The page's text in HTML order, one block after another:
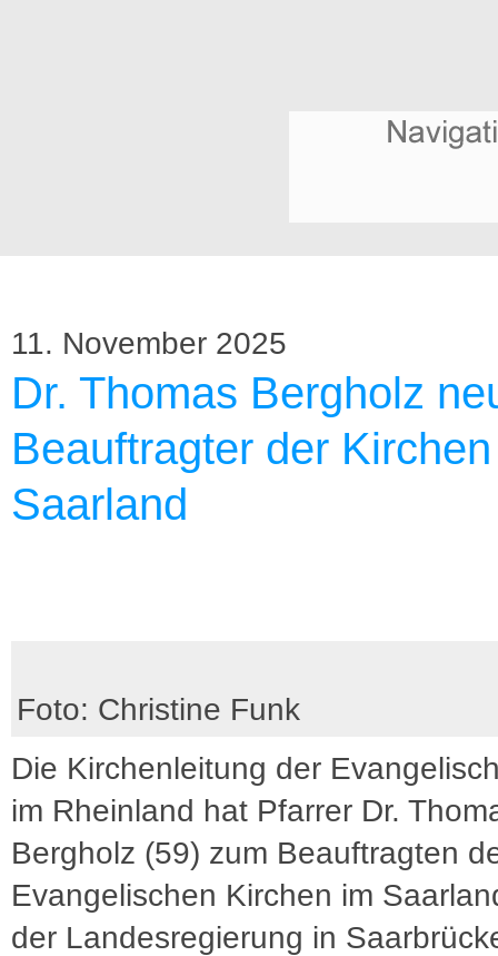
11. November 2025
Dr. Thomas Bergholz
Beauftragter der
Saarland
Foto: Christine Funk
Die Kirchenleitung der
im Rheinland hat Pfarrer Dr.
Bergholz (59) zum Beauftragten
Evangelischen Kirchen im
der Landesregierung in